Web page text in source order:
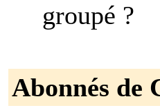
groupé ?
Abonnés de